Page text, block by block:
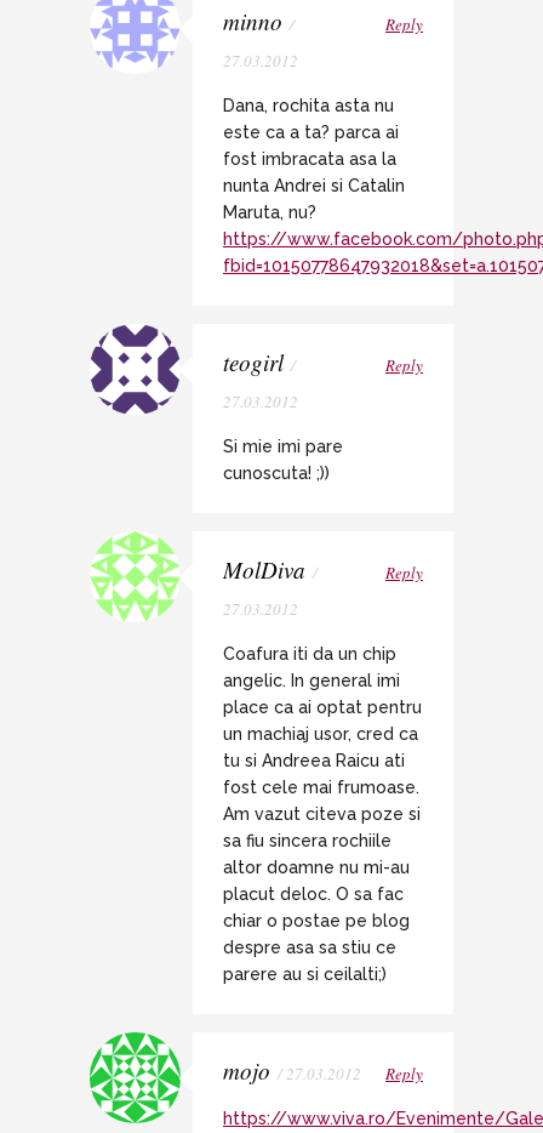
minno /
27.03.2012
Reply
Dana, rochita asta nu
este ca a ta? parca ai
fost imbracata asa la
nunta Andrei si Catalin
Maruta, nu?
https://www.facebook.com/
teogirl /
27.03.2012
Reply
Si mie imi pare
cunoscuta! ;))
MolDiva /
27.03.2012
Reply
Coafura iti da un chip
angelic. In general imi
place ca ai optat pentru
un machiaj usor, cred ca
tu si Andreea Raicu ati
fost cele mai frumoase.
Am vazut citeva poze si
sa fiu sincera rochiile
altor doamne nu mi-au
placut deloc. O sa fac
chiar o postae pe blog
despre asa sa stiu ce
parere au si ceilalti;)
mojo / 27.03.2012 Reply
https://www.viva.ro/Evenimente/